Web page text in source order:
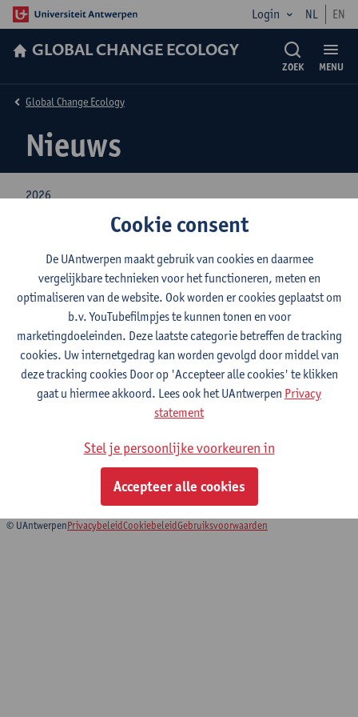
Login NL EN
GLOBAL CHANGE ECOLOGY
MENU
ZOEK
Nieuws
Global Change Ecology
2026
2022
2026
2025
© UAntwerpenPrivacybeleidCookiebeleidGebruiksvoorwaarden
Cookie consent
De UAntwerpen maakt gebruik van cookies en daarmee
vergelijkbare technieken voor het functioneren, meten en
optimaliseren van de website. Ook worden er cookies geplaatst om
b.v. YouTubefilmpjes te kunnen tonen en voor
marketingdoeleinden. Deze laatste categorie betreffen de tracking
cookies. Uw internetgedrag kan worden gevolgd door middel van
deze tracking cookies Door op 'Accepteer alle cookies' te klikken
gaat u hiermee akkoord. Lees ook het UAntwerpen Privacy
statement
Stel je persoonlijke voorkeuren in
Accepteer alle cookies